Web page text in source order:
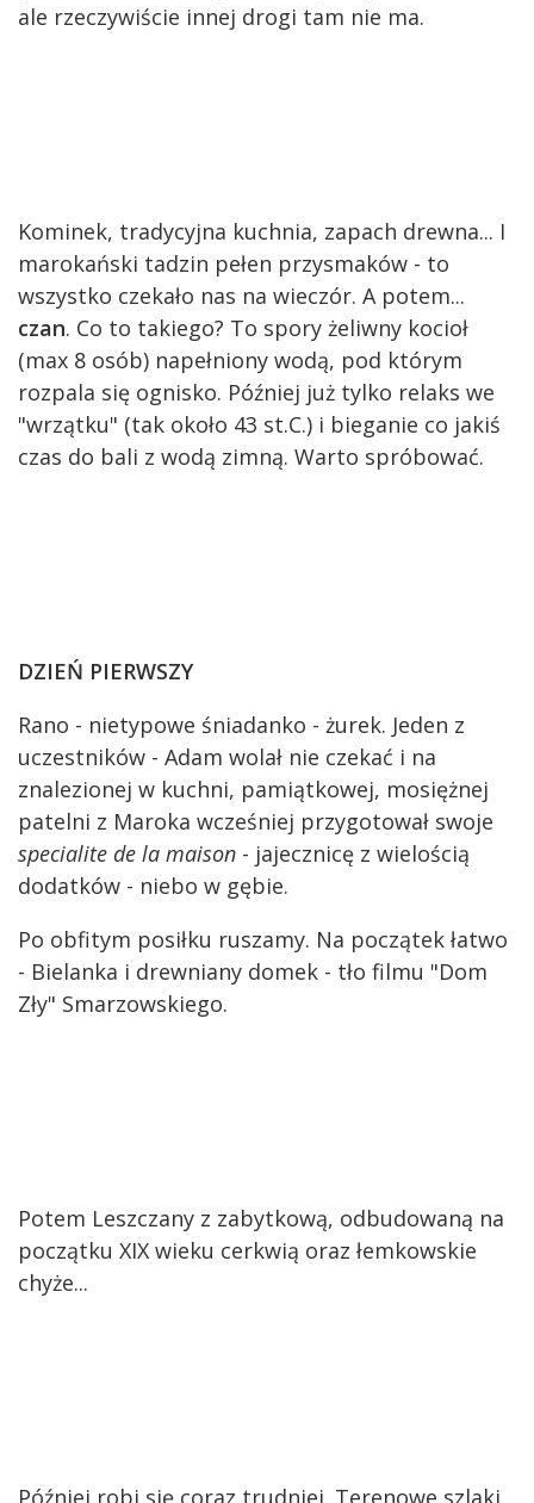
ale rzeczywiście innej drogi tam nie ma.
Kominek, tradycyjna kuchnia, zapach drewna... I
marokański tadzin pełen przysmaków - to
wszystko czekało nas na wieczór. A potem...
czan. Co to takiego? To spory żeliwny kocioł
(max 8 osób) napełniony wodą, pod którym
rozpala się ognisko. Później już tylko relaks we
"wrzątku" (tak około 43 st.C.) i bieganie co jakiś
czas do bali z wodą zimną. Warto spróbować.
DZIEŃ PIERWSZY
Rano - nietypowe śniadanko - żurek. Jeden z
uczestników - Adam wolał nie czekać i na
znalezionej w kuchni, pamiątkowej, mosiężnej
patelni z Maroka wcześniej przygotował swoje
specialite de la maison - jajecznicę z wielością
dodatków - niebo w gębie.
Po obfitym posiłku ruszamy. Na początek łatwo
- Bielanka i drewniany domek - tło filmu "Dom
Zły" Smarzowskiego.
Potem Leszczany z zabytkową, odbudowaną na
początku XIX wieku cerkwią oraz łemkowskie
chyże...
Później robi się coraz trudniej. Terenowe szlaki,